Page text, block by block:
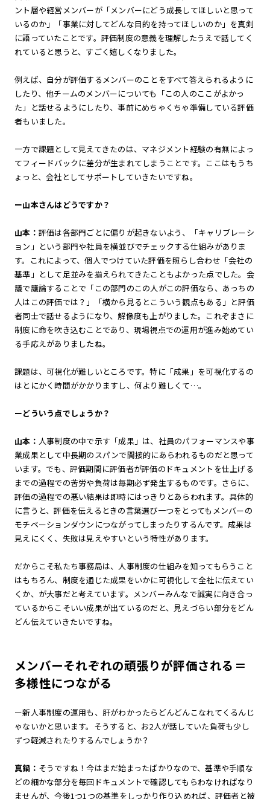
ント層や経営メンバーが「メンバーにどう成長してほしいと思って
いるのか」「事業に対してどんな目的を持ってほしいのか」を真剣
に語っていたことです。評価制度の意義を理解したうえで話してく
れていると思うと、すごく嬉しくなりました。
例えば、自分が評価するメンバーのことをすべて答えられるように
したり、他チームのメンバーについても「この人のここがよかっ
た」と話せるようにしたり、事前にめちゃくちゃ準備している評価
者もいました。
一方で課題として見えてきたのは、マネジメント経験の有無によっ
てフィードバックに差分が生まれてしまうことです。ここはもうち
ょっと、会社としてサポートしていきたいですね。
ー山本さんはどうですか？
山本： 評価は各部門ごとに偏りが起きないよう、「キャリブレーシ
ョン」という部門や社員を横並びでチェックする仕組みがありま
す。これによって、個人でつけていた評価を照らし合わせ「会社の
基準」として足並みを揃えられてきたこともよかった点でした。会
議で議論することで「この部門のこの人がこの評価なら、あっちの
人はこの評価では？」「横から見るとこういう観点もある」と評価
者同士で話せるようになり、解像度も上がりました。これぞまさに
制度に命を吹き込むことであり、現場視点での運用が進み始めてい
る手応えがありましたね。
課題は、可視化が難しいところです。特に「成果」を可視化するの
はとにかく時間がかかりますし、何より難しくて…。
ーどういう点でしょうか？
山本： 人事制度の中で示す「成果」は、社員のパフォーマンスや事
業成果として中長期のスパンで間接的にあらわれるものだと思って
います。でも、評価期間に評価者が評価のドキュメントを仕上げる
までの過程での苦労や負荷は毎期必ず発生するものです。さらに、
評価の過程での悪い結果は即時にはっきりとあらわれます。具体的
に言うと、評価を伝えるときの言葉選び一つをとってもメンバーの
モチベーションダウンにつながってしまったりするんです。成果は
見えにくく、失敗は見えやすいという特性があります。
だからこそ私たち事務局は、人事制度の仕組みを知ってもらうこと
はもちろん、制度を通じた成果をいかに可視化して全社に伝えてい
くか、が大事だと考えています。メンバーみんなで誠実に向き合っ
ているからこそいい成果が出ているのだと、見えづらい部分をどん
どん伝えていきたいですね。
メンバーそれぞれの頑張りが評価される＝
多様性につながる
ー新人事制度の運用も、肝がわかったらどんどんこなれてくるんじ
ゃないかと思います。そうすると、お2人が話していた負荷も少し
ずつ軽減されたりするんでしょうか？
真鍋： そうですね！今はまだ始まったばかりなので、基準や手順な
どの細かな部分を毎回ドキュメントで確認してもらわなければなり
ませんが、今後1つ1つの基準をしっかり作り込めれば、評価者と被